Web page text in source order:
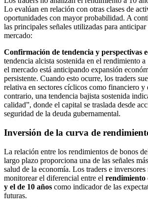
Lo evalúan en relación con otras clases de
oportunidades con mayor probabilidad. A
las principales señales utilizadas para
mercado:
Confirmación de tendencia y perspectivas
tendencia alcista sostenida en el rendimiento
el mercado está anticipando expansión
persistente. Cuando esto ocurre, los traders
relativa en sectores cíclicos como financiero y
contrario, una tendencia bajista sostenida
calidad”, donde el capital se traslada desde
seguridad de la deuda gubernamental.
Inversión de la curva de
La relación entre los rendimientos de bonos
largo plazo proporciona una de las señales
salud de la economía. Los traders e inversores
monitorear el diferencial entre el rendimiento
y el de 10 años como indicador de las
futuras.